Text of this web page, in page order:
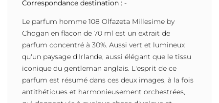
Correspondance destination : -
Le parfum homme 108 Olfazeta Millesime by
Chogan en flacon de 70 ml est un extrait de
parfum concentré à 30%. Aussi vert et lumineux
qu'un paysage d'Irlande, aussi élégant que le tissu
iconique du gentleman anglais. L'esprit de ce
parfum est résumé dans ces deux images, à la fois
antithétiques et harmonieusement orchestrées,